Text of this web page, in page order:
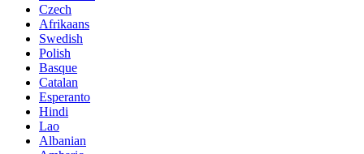
Czech
Afrikaans
Swedish
Polish
Basque
Catalan
Esperanto
Hindi
Lao
Albanian